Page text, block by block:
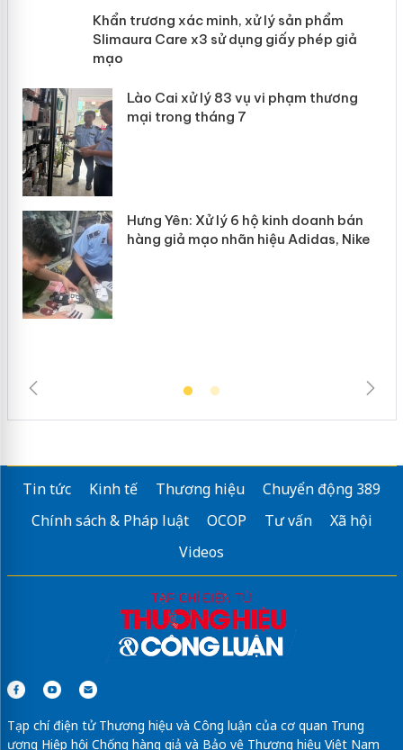
Khẩn trương xác minh, xử lý sản phẩm
Slimaura Care x3 sử dụng giấy phép
Tin tức Kinh tế Thương hiệu
Chuyển động 389
Chính sách & Pháp luật
OCOP Tư vấn
Xã hội
Videos
Tạp chí điện tử Thương hiệu và Công luận của cơ quan Trung
ương Hiệp hội Chống hàng giả và Bảo vệ Thương hiệu Việt Nam